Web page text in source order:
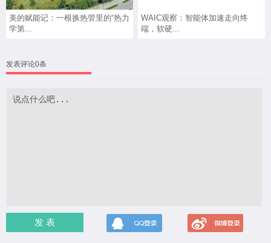
美的赋能记：一根换热管里的“热力
学第...
WAIC观察：智能体加速走向终
端，软硬...
发表评论0条
发 表